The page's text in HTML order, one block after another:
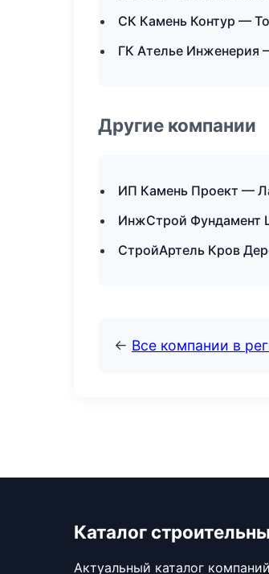
СК Камень Контур —
ГК Ателье Инженерия
Другие компании
ИП Камень Проект —
ИнжСтрой Фундамент
СтройАртель Кров
← Все компании в
Каталог
Актуальный каталог